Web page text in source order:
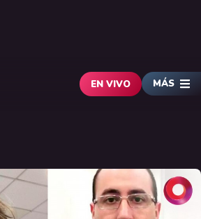
EN VIVO MÁS